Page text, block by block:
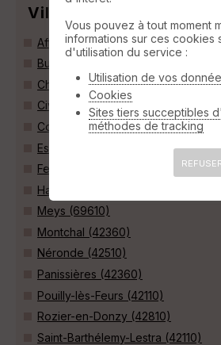
Villes
Affoux (69170)
Bussières (42510)
Chambost-Longessaigne (69770)
Civens (42110)
Cottance (42360)
Essertines-en-Donzy (42360)
Feurs (42110)
Haute-Rivoire (69610)
Meys (69610)
Montchal (42360)
Néronde (42510)
Panissières (42360)
Pouilly-lès-Feurs (42110)
Rozier-en-Donzy (42810)
Saint-Barthélemy-Lestra (42110)
Vous pouvez à tout moment
informations sur ces cookies
d'utilisation du service :
Utilisation de vos
Cookies
Sites tiers succeptibles
méthodes de tracking